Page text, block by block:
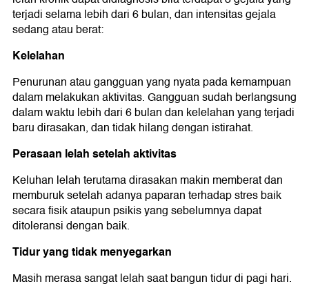
terjadi selama lebih dari 6 bulan, dan intensitas gejala
sedang atau berat:
Kelelahan
Penurunan atau gangguan yang nyata pada kemampuan
dalam melakukan aktivitas. Gangguan sudah berlangsung
dalam waktu lebih dari 6 bulan dan kelelahan yang terjadi
baru dirasakan, dan tidak hilang dengan istirahat.
Perasaan lelah setelah aktivitas
Keluhan lelah terutama dirasakan makin memberat dan
memburuk setelah adanya paparan terhadap stres baik
secara fisik ataupun psikis yang sebelumnya dapat
ditoleransi dengan baik.
Tidur yang tidak menyegarkan
Masih merasa sangat lelah saat bangun tidur di pagi hari.